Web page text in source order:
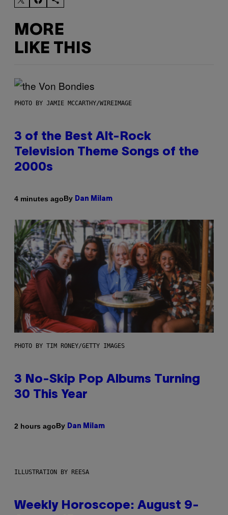
MORE
LIKE THIS
PHOTO BY JAMIE MCCARTHY/WIREIMAGE
3 of the Best Alt-Rock
Television Theme Songs of the
2000s
4 minutes agoBy Dan Milam
PHOTO BY TIM RONEY/GETTY IMAGES
3 No-Skip Pop Albums Turning
30 This Year
2 hours agoBy Dan Milam
ILLUSTRATION BY REESA
Weekly Horoscope: August 9-